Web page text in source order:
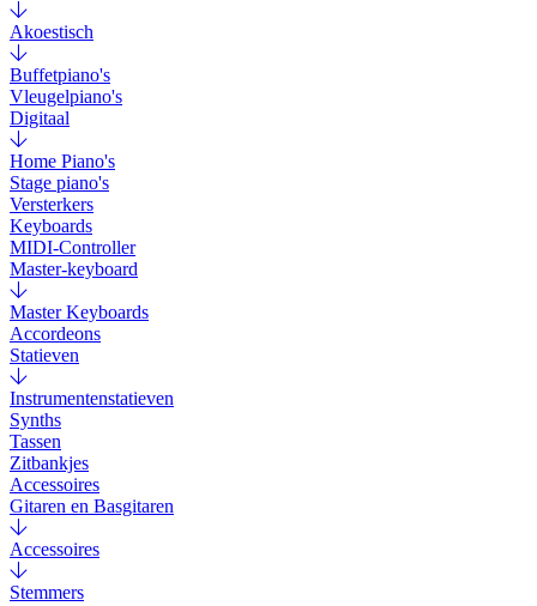
Akoestisch
Buffetpiano's
Vleugelpiano's
Digitaal
Home Piano's
Stage piano's
Versterkers
Keyboards
MIDI-Controller
Master-keyboard
Master Keyboards
Accordeons
Statieven
Instrumentenstatieven
Synths
Tassen
Zitbankjes
Accessoires
Gitaren en Basgitaren
Accessoires
Stemmers